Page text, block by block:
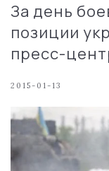
За день
позиции
пресс-
2015-01-13